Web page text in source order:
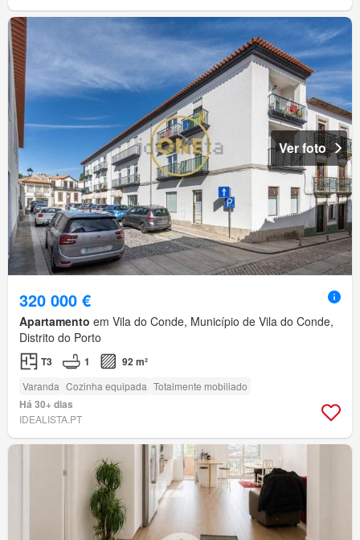
Ver foto
320 000 €
Apartamento em Vila do Conde, Município de Vila do Conde,
Distrito do Porto
T3 1 92 m²
Varanda Cozinha equipada Totalmente mobiliado
Há 30+ dias
IDEALISTA.PT